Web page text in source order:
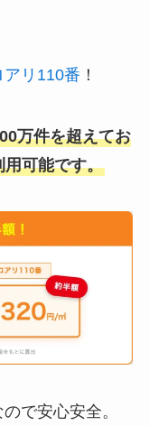
アリ110番 ！
万件を超えてお
用可能です。
で安心安全。